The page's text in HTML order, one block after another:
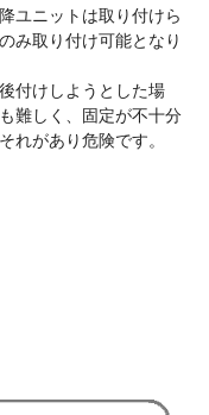
ユニットは取り付けら
み取り付け可能となり
付けしようとした場
難しく、固定が不十分
れがあり危険です。